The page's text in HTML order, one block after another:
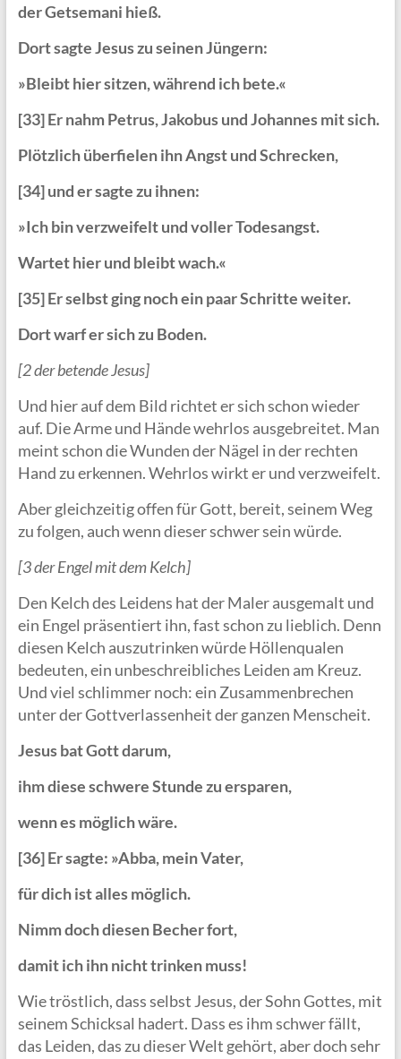
der Getsemani hieß.
Dort sagte Jesus zu seinen Jüngern:
»Bleibt hier sitzen, während ich bete.«
[33] Er nahm Petrus, Jakobus und Johannes mit sich.
Plötzlich überfielen ihn Angst und Schrecken,
[34] und er sagte zu ihnen:
»Ich bin verzweifelt und voller Todesangst.
Wartet hier und bleibt wach.«
[35] Er selbst ging noch ein paar Schritte weiter.
Dort warf er sich zu Boden.
[2 der betende Jesus]
Und hier auf dem Bild richtet er sich schon wieder
auf. Die Arme und Hände wehrlos ausgebreitet. Man
meint schon die Wunden der Nägel in der rechten
Hand zu erkennen. Wehrlos wirkt er und verzweifelt.
Aber gleichzeitig offen für Gott, bereit, seinem Weg
zu folgen, auch wenn dieser schwer sein würde.
[3 der Engel mit dem Kelch]
Den Kelch des Leidens hat der Maler ausgemalt und
ein Engel präsentiert ihn, fast schon zu lieblich. Denn
diesen Kelch auszutrinken würde Höllenqualen
bedeuten, ein unbeschreibliches Leiden am Kreuz.
Und viel schlimmer noch: ein Zusammenbrechen
unter der Gottverlassenheit der ganzen Menscheit.
Jesus bat Gott darum,
ihm diese schwere Stunde zu ersparen,
wenn es möglich wäre.
[36] Er sagte: »Abba, mein Vater,
für dich ist alles möglich.
Nimm doch diesen Becher fort,
damit ich ihn nicht trinken muss!
Wie tröstlich, dass selbst Jesus, der Sohn Gottes, mit
seinem Schicksal hadert. Dass es ihm schwer fällt,
das Leiden, das zu dieser Welt gehört, aber doch sehr